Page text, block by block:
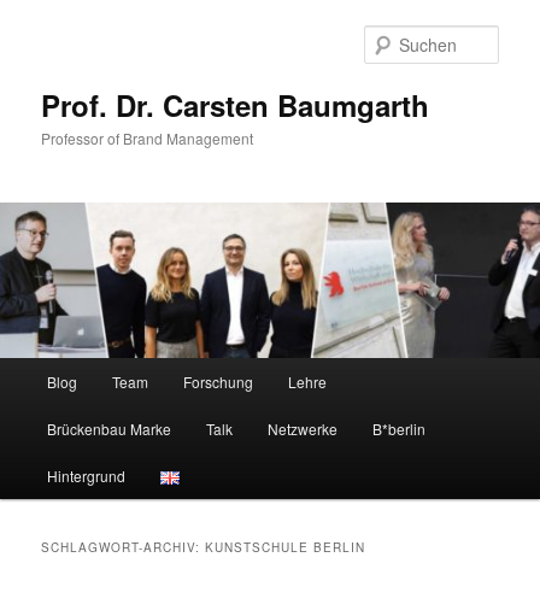
Prof. Dr. Carsten Baumgarth
Professor of Brand Management
Blog Team Forschung Lehre
Brückenbau Marke Talk Netzwerke B*berlin
Hintergrund
SCHLAGWORT-ARCHIV:KUNSTSCHULE BERLIN